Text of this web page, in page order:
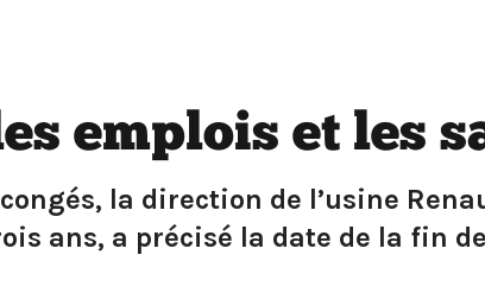
emplois et les
la direction de l’usine
ans, a précisé la date de la fin